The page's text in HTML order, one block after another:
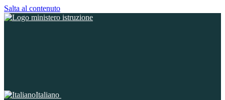
Salta al contenuto
Italiano